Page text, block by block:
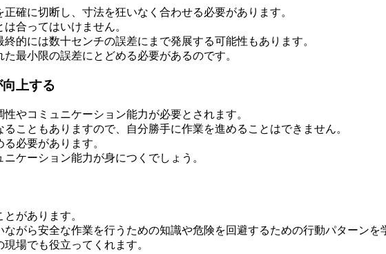
確に切断し、寸法を狂いなく合わせる必要があります。
合ってはいけません。
的には数十センチの誤差にまで発展する可能性もあります。
最小限の誤差にとどめる必要があるのです。
上する
やコミュニケーション能力が必要とされます。
こともありますので、自分勝手に作業を進めることはできません。
必要があります。
ケーション能力が身につくでしょう。
があります。
がら安全な作業を行うための知識や危険を回避するための行動パターンを
場でも役立ってくれます。